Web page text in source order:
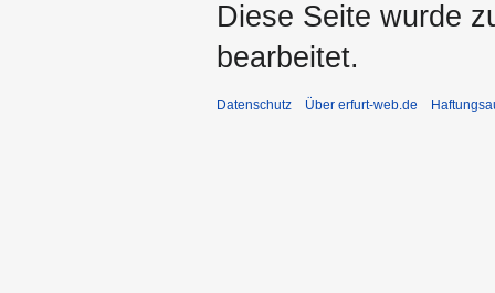
Diese Seite wurde
bearbeitet.
Datenschutz Über erfurt-web.de